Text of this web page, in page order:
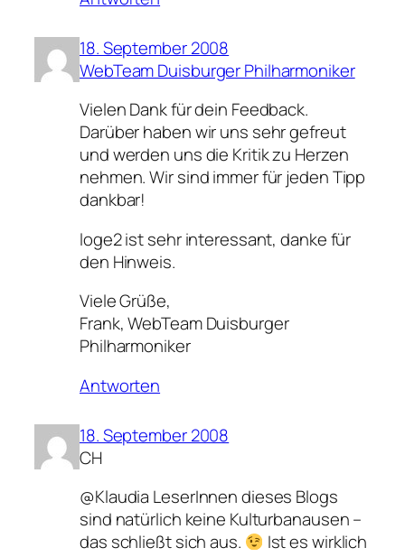
18. September 2008
WebTeam Duisburger Philharmoniker
Vielen Dank für dein Feedback.
Darüber haben wir uns sehr gefreut
und werden uns die Kritik zu Herzen
nehmen. Wir sind immer für jeden Tipp
dankbar!
loge2 ist sehr interessant, danke für
den Hinweis.
Viele Grüße,
Frank, WebTeam Duisburger
Philharmoniker
Antworten
18. September 2008
CH
@Klaudia LeserInnen dieses Blogs
sind natürlich keine Kulturbanausen –
das schließt sich aus.
Ist es wirklich